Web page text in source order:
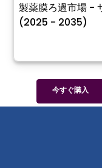
製薬膜ろ過市場 -
(2025 - 2035)
今すぐ購入